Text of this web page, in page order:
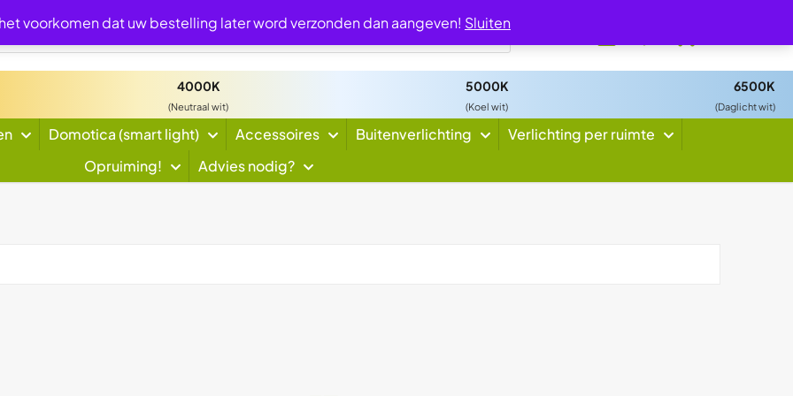
4000K
(Neutraal wit)
5000K
(Koel wit)
6500K
(Daglicht wit)
Domotica (smart light) Accessoires Buitenverlichting
Verlichting per ruimte
Opruiming!
Advies nodig?
voorkomen dat uw bestelling later word verzonden dan aangeven! Sluiten